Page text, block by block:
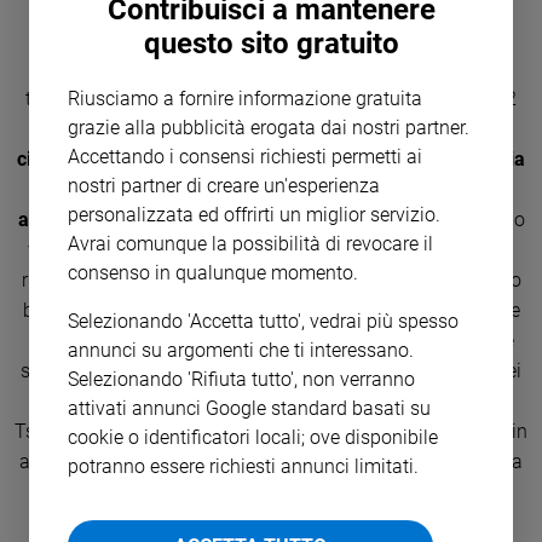
Cinema,
streaming
Musica
Famiglia
educazione
figli
dell'arrivo
trentaduesimo viaggio apostolico, alle 6 ora italiana, le 12
locali, di mercoledì mattina. La Thailandia è il
cinquantesimo Paese visitato da Bergoglio. Ancora in Asia
e ancora in una terra dove la minoranza cattolica non
arriva neanche all'1 per cento della popolazione.
Sul lungo
volo che da Roma lo ha portato a Bangkok, Francesco ha
ringraziato i giornalisti: «Grazie per il vostro lavoro, fa tanto
bene alla gente essere informata, conoscere queste culture
che sono lontane dall'Occidente», ha detto. In aeroporto è
stato accolto da un membro del Consiglio della Corona, sei
autorità del Paese, dal Nunzio apostolico, mons. Paul
Tschang In-nam, dai vescovi del Paese, da undici bambini in
abito tradizionale e dalla Guardia d'Onore. Ma ai piedi della
cugina, suor Ana Rosa Sivori, da oltre cinquant'anni
Contribuisci a mantenere
questo sito gratuito
Riusciamo a fornire informazione gratuita
grazie alla pubblicità erogata dai nostri partner.
Accettando i consensi richiesti permetti ai
nostri partner di creare un'esperienza
personalizzata ed offrirti un miglior servizio.
Avrai comunque la possibilità di revocare il
consenso in qualunque momento.
Selezionando 'Accetta tutto', vedrai più spesso
annunci su argomenti che ti interessano.
Selezionando 'Rifiuta tutto', non verranno
attivati annunci Google standard basati su
cookie o identificatori locali; ove disponibile
potranno essere richiesti annunci limitati.